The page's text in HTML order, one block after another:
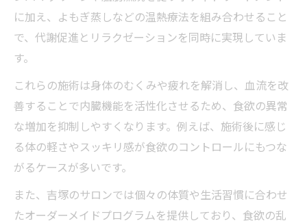
に加え、よもぎ蒸しなどの温熱療法を組み合わせること
で、代謝促進とリラクゼーションを同時に実現していま
す。
これらの施術は身体のむくみや疲れを解消し、血流を改
善することで内臓機能を活性化させるため、食欲の異常
な増加を抑制しやすくなります。例えば、施術後に感じ
る体の軽さやスッキリ感が食欲のコントロールにもつな
がるケースが多いです。
また、吉塚のサロンでは個々の体質や生活習慣に合わせ
たオーダーメイドプログラムを提供しており、食欲の乱